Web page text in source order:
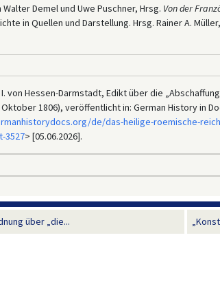
Demel und Uwe Puschner, Hrsg. Von der
in Quellen und Darstellung. Hrsg. Rainer A.
von Hessen-Darmstadt, Edikt über die
1806), veröffentlicht in: German History in
de/das-heilige-roemische-
3527> [05.06.2026].
über „die...